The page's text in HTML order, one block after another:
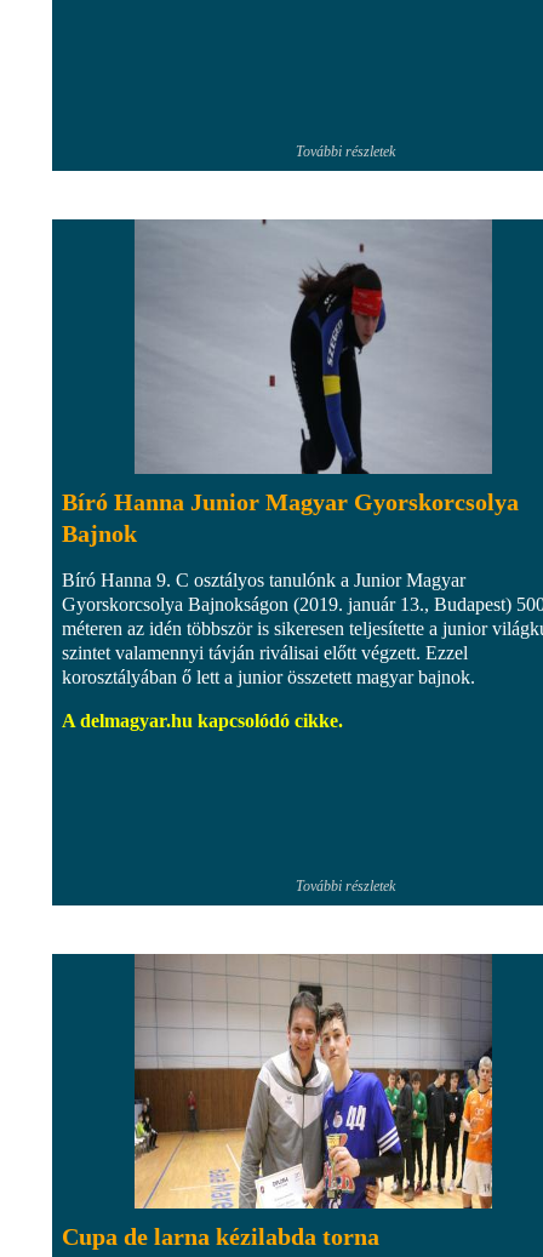
További részletek
Bíró Hanna Junior Magyar Gyorskorcsolya
Bajnok
Bíró Hanna 9. C osztályos tanulónk a Junior Magyar
Gyorskorcsolya Bajnokságon (2019. január 13., Budapest)
méteren az idén többször is sikeresen teljesítette a junior
szintet valamennyi távján riválisai előtt végzett. Ezzel
korosztályában ő lett a junior összetett magyar bajnok.
A delmagyar.hu kapcsolódó cikke.
További részletek
Cupa de larna kézilabda torna